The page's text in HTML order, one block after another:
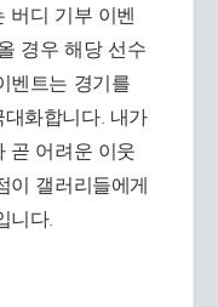
버디 기부 이벤
경우 해당 선수
벤트는 경기를
화합니다. 내가
곧 어려운 이웃
이 갤러리들에게
니다.